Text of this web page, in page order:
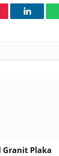
LinkedIn
Granit Plaka